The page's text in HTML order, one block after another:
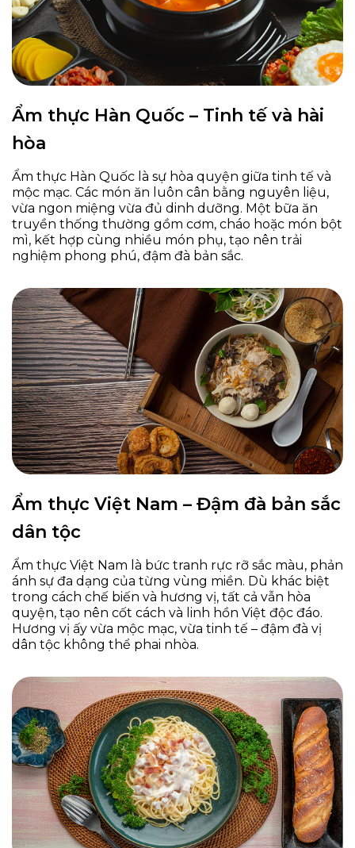
Ẩm thực Hàn Quốc – Tinh tế và hài
hòa
Ẩm thực Hàn Quốc là sự hòa quyện giữa tinh tế và
mộc mạc. Các món ăn luôn cân bằng nguyên liệu,
vừa ngon miệng vừa đủ dinh dưỡng. Một bữa ăn
truyền thống thường gồm cơm, cháo hoặc món bột
mì, kết hợp cùng nhiều món phụ, tạo nên trải
nghiệm phong phú, đậm đà bản sắc.
Ẩm thực Việt Nam – Đậm đà bản sắc
dân tộc
Ẩm thực Việt Nam là bức tranh rực rỡ sắc màu, phản
ánh sự đa dạng của từng vùng miền. Dù khác biệt
trong cách chế biến và hương vị, tất cả vẫn hòa
quyện, tạo nên cốt cách và linh hồn Việt độc đáo.
Hương vị ấy vừa mộc mạc, vừa tinh tế – đậm đà vị
dân tộc không thể phai nhòa.